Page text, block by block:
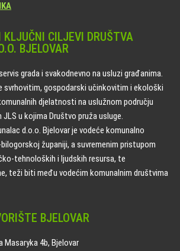
CILJEVI DRUŠTVA
BJELOVAR
grada i svakodnevno na usluzi građanima.
svrhovitim, gospodarski učinkovitim i ekološki
djelatnosti na uslužnom području
JLS u kojima Društvo pruža usluge.
d.o.o. Bjelovar je vodeće komunalno
županiji, a suvremenim pristupom
tehnoloških i ljudskih resursa, te
teži biti među vodećim komunalnim društvima
BJELOVAR
Masaryka 4b, Bjelovar